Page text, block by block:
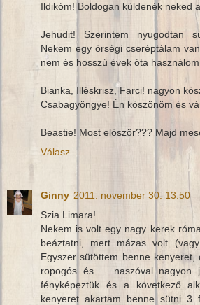
Ildikóm! Boldogan küldenék neked
Jehudit! Szerintem nyugodtan
Nekem egy őrségi cseréptálam
nem és hosszú évek óta
Bianka, Illéskrisz, Farci! nagyon
Csabagyöngye! Én köszönöm és
Beastie! Most először??? Majd
Válasz
Ginny 2011. november 30. 13:50
Szia Limara!
Nekem is volt egy nagy kerek
beáztatni, mert mázas volt
Egyszer sütöttem benne
ropogós és ... naszóval
fényképeztük és a következő
kenyeret akartam benne sütni